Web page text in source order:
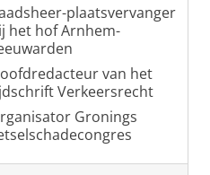
plaatsvervanger
het hof Arnhem-
van het
Verkeersrecht
Gronings